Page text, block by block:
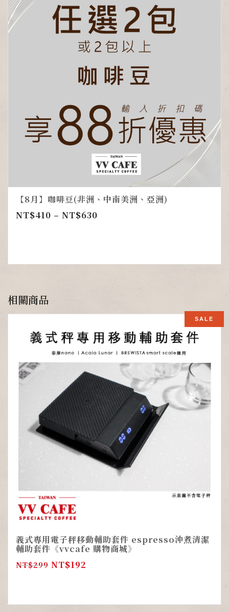
【8月】咖啡豆(非洲、中南美洲、亞洲)
NT$410 – NT$630
相關商品
SALE
義式專用電子秤移動輔助套件 espresso沖煮清潔
輔助套件《vvcafe 購物商城》
NT$299 NT$192